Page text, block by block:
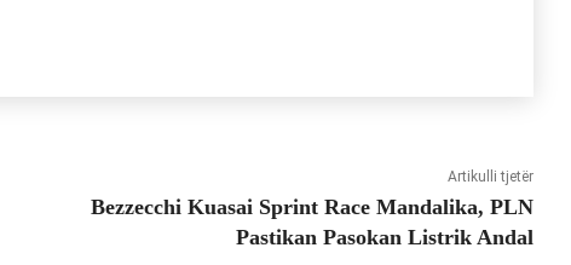
Artikulli tjetër
Bezzecchi Kuasai Sprint Race Mandalika, PLN
Pastikan Pasokan Listrik Andal